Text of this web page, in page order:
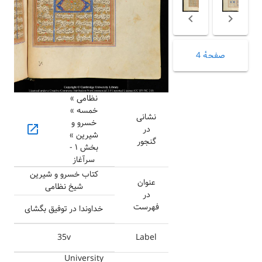
صفحهٔ 4
نشانی
در
گنجور
نظامی »
خمسه »
خسرو و
شیرین »
بخش ۱ -
سرآغاز
open_in_new
عنوان
در
فهرست
کتاب خسرو و شیرین
شیخ نظامی
خداوندا در توفیق بگشای
Label
35v
University